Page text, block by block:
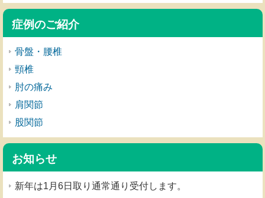
症例のご紹介
骨盤・腰椎
頸椎
肘の痛み
肩関節
股関節
お知らせ
新年は1月6日取り通常通り受付します。